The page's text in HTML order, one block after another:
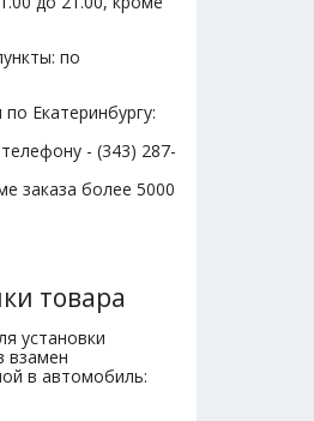
по
Екатеринбургу:
- (343) 287-
заказа более 5000
товара
установки
взамен
в автомобиль: